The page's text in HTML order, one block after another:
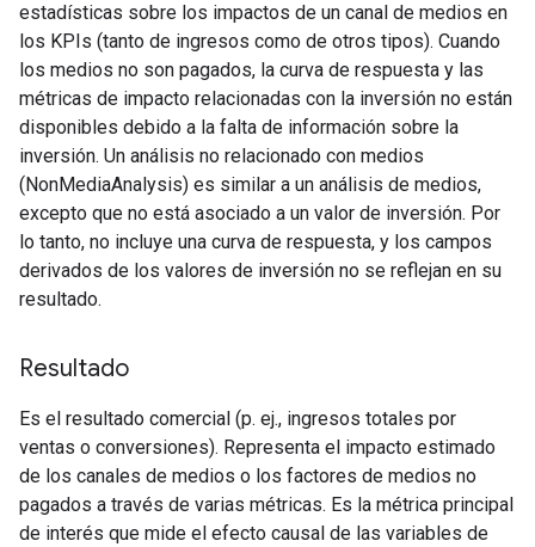
estadísticas sobre los impactos de un canal de medios en
los KPIs (tanto de ingresos como de otros tipos). Cuando
los medios no son pagados, la curva de respuesta y las
métricas de impacto relacionadas con la inversión no están
disponibles debido a la falta de información sobre la
inversión. Un análisis no relacionado con medios
(NonMediaAnalysis) es similar a un análisis de medios,
excepto que no está asociado a un valor de inversión. Por
lo tanto, no incluye una curva de respuesta, y los campos
derivados de los valores de inversión no se reflejan en su
resultado.
Resultado
Es el resultado comercial (p. ej., ingresos totales por
ventas o conversiones). Representa el impacto estimado
de los canales de medios o los factores de medios no
pagados a través de varias métricas. Es la métrica principal
de interés que mide el efecto causal de las variables de